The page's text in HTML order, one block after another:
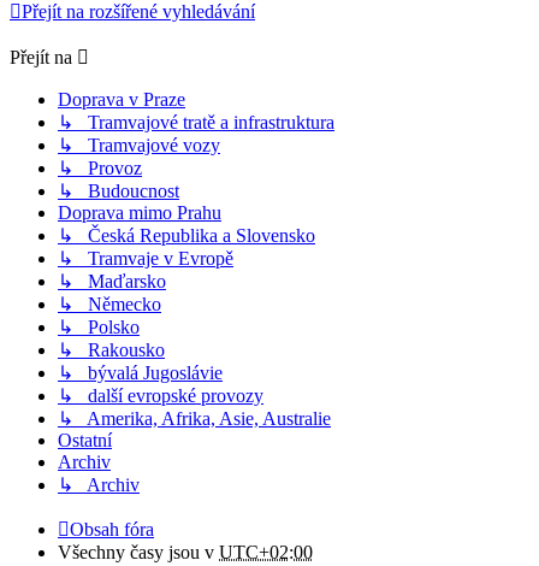
Přejít na rozšířené vyhledávání
Přejít na
Doprava v Praze
↳ Tramvajové tratě a infrastruktura
↳ Tramvajové vozy
↳ Provoz
↳ Budoucnost
Doprava mimo Prahu
↳ Česká Republika a Slovensko
↳ Tramvaje v Evropě
↳ Maďarsko
↳ Německo
↳ Polsko
↳ Rakousko
↳ bývalá Jugoslávie
↳ další evropské provozy
↳ Amerika, Afrika, Asie, Australie
Ostatní
Archiv
↳ Archiv
Obsah fóra
Všechny časy jsou v UTC+02:00